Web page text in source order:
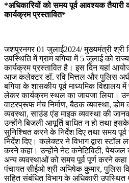
*अधिकारियों को समय पूर्व आवश्यक तैयारी
कार्यक्रम प्रस्तावित*
जशपुरनगर 01 जुलाई2024/ मुख्यमंत्री श्री
उपस्थिति में ग्राम बगिया में 5 जुलाई को
कार्यक्रम प्रस्तावित है। इस दिन यहां
आज कलेक्टर डॉ. रवि मित्तल और पुलिस
बगिया के शासकीय पूर्व माध्यमिक
लेकर कार्यक्रम स्थल का जायजा लिया।
वाटरप्रूफ मंच निर्माण, बैठक व्यवस्था, डोम
व्यवस्था, साउंड एंड माइक व्यवस्था की
उन्होंने बिजली आपूर्ति बाधित न हो तथा
सुनिश्चित करने के निर्देश दिए तथा समय
निर्देश दिए। कलेक्टर ने विभाग द्वारा स्टॉल
करने कहा। उन्होंने नेट कनेटिविटी, पेयजल
अन्य व्यवस्थाओं को समय पूर्व पूर्ण करने कहा
पंचायत सीईओ श्री अभिषेक कुमार, पुलिस
सहित संबंधित विभाग के अधिकारी उपस्थित